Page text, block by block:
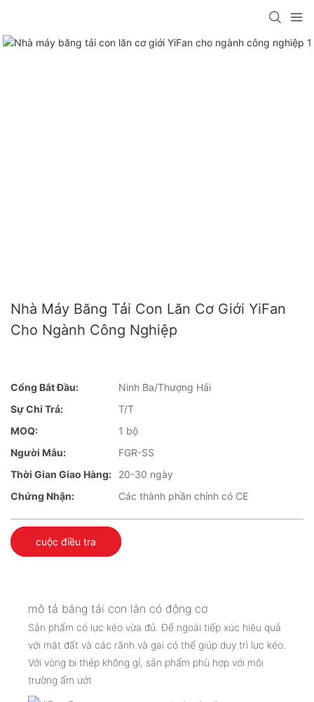
Nhà Máy Băng Tải Con Lăn Cơ Giới YiFan
Cho Ngành Công Nghiệp
Cổng Bắt Đầu:
Ninh Ba/Thượng Hải
Sự Chi Trả:
T/T
MOQ:
1 bộ
Người Mẫu:
FGR-SS
Thời Gian Giao Hàng:
20-30 ngày
Chứng Nhận:
Các thành phần chính có CE
cuộc điều tra
mô tả băng tải con lăn có động cơ
Sản phẩm có lực kéo vừa đủ. Đế ngoài tiếp xúc hiệu quả
với mặt đất và các rãnh và gai có thể giúp duy trì lực kéo.
Với vòng bi thép không gỉ, sản phẩm phù hợp với môi
trường ẩm ướt